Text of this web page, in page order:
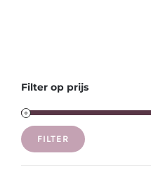
Filter op prijs
Min.
Max.
FILTER